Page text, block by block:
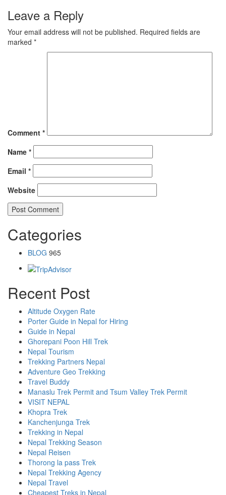
Leave a Reply
Your email address will not be published. Required fields are
marked *
Comment *
Name *
Email *
Website
Categories
BLOG 965
Recent Post
Altitude Oxygen Rate
Porter Guide in Nepal for Hiring
Guide in Nepal
Ghorepani Poon Hill Trek
Nepal Tourism
Trekking Partners Nepal
Adventure Geo Trekking
Travel Buddy
Manaslu Trek Permit and Tsum Valley Trek Permit
VISIT NEPAL
Khopra Trek
Kanchenjunga Trek
Trekking in Nepal
Nepal Trekking Season
Nepal Reisen
Thorong la pass Trek
Nepal Trekking Agency
Nepal Travel
Cheapest Treks in Nepal